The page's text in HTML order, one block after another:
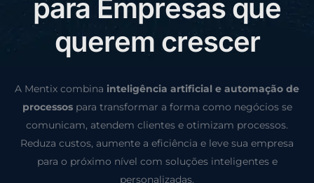
para Empresas que
querem crescer
A Mentix combina inteligência artificial e automação de
processospara transformar a forma como negócios se
comunicam, atendem clientes e otimizam processos.
Reduza custos, aumente a eficiência e leve sua empresa
para o próximo nível com soluções inteligentes e
personalizadas.